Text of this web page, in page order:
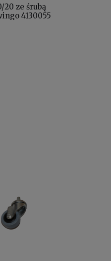
20 ze śrubą
4130055